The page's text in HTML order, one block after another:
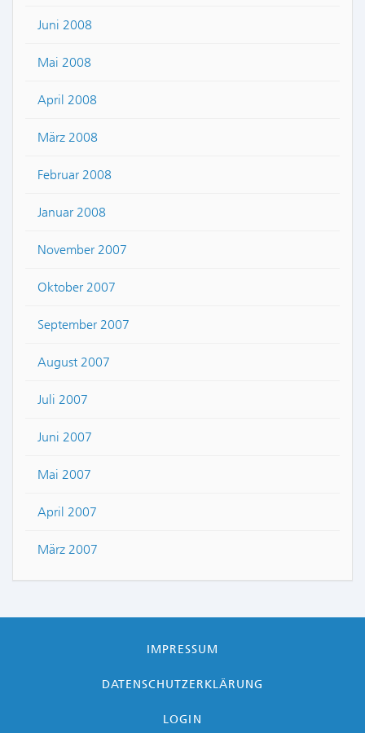
Juni 2008
Mai 2008
April 2008
März 2008
Februar 2008
Januar 2008
November 2007
Oktober 2007
September 2007
August 2007
Juli 2007
Juni 2007
Mai 2007
April 2007
März 2007
IMPRESSUM
DATENSCHUTZERKLÄRUNG
LOGIN